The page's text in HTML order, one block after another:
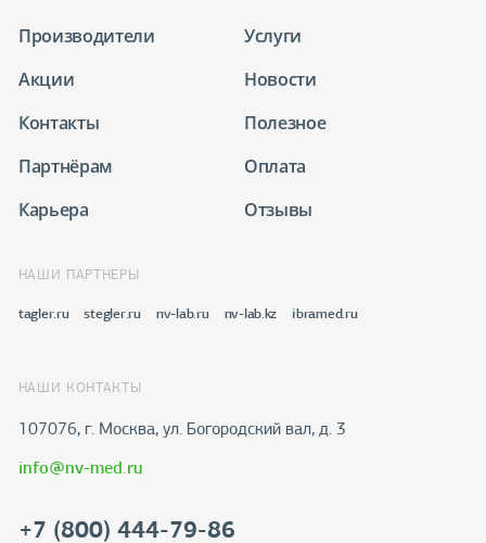
Производители
Услуги
Акции
Новости
Контакты
Полезное
Партнёрам
Оплата
Карьера
Отзывы
НАШИ ПАРТНЕРЫ
tagler.ru stegler.ru nv-lab.ru nv-lab.kz ibramed.ru
НАШИ КОНТАКТЫ
107076, г. Москва, ул. Богородский вал, д. 3
info@nv-med.ru
+7 (800) 444-79-86